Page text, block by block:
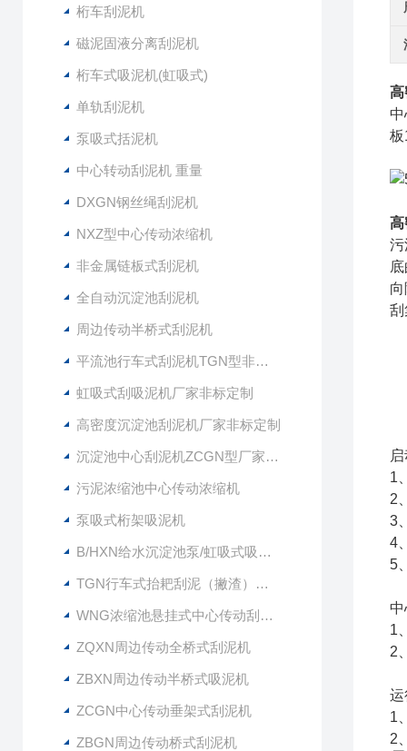
桁车刮泥机
磁泥固液分离刮泥机
桁车式吸泥机(虹吸式)
单轨刮泥机
泵吸式括泥机
中心转动刮泥机 重量
DXGN钢丝绳刮泥机
NXZ型中心传动浓缩机
非金属链板式刮泥机
全自动沉淀池刮泥机
周边传动半桥式刮泥机
平流池行车式刮泥机TGN型非标定制
虹吸式刮吸泥机厂家非标定制
高密度沉淀池刮泥机厂家非标定制
沉淀池中心刮泥机ZCGN型厂家供应
污泥浓缩池中心传动浓缩机
泵吸式桁架吸泥机
B/HXN给水沉淀池泵/虹吸式吸泥机
TGN行车式抬耙刮泥（撇渣）机行车式刮吸泥机
WNG浓缩池悬挂式中心传动刮泥机
ZQXN周边传动全桥式刮泥机
ZBXN周边传动半桥式吸泥机
ZCGN中心传动垂架式刮泥机
ZBGN周边传动桥式刮泥机
高
板
高
污
刮
1
2
3
4
5
1
2
运
1
2